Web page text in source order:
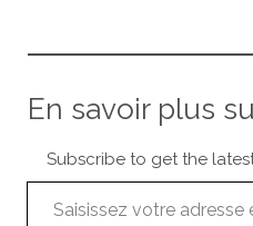
En savoir plus
Subscribe to get the
Saisissez votre adresse e-mail…